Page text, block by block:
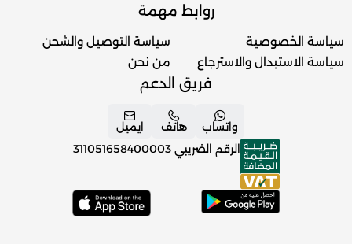
روابط مهمة
سياسة الخصوصية
سياسة الاستبدال والاسترجاع
سياسة التوصيل والشحن
من نحن
فريق الدعم
واتساب هاتف
ايميل
الرقم الضريبي 311051658400003